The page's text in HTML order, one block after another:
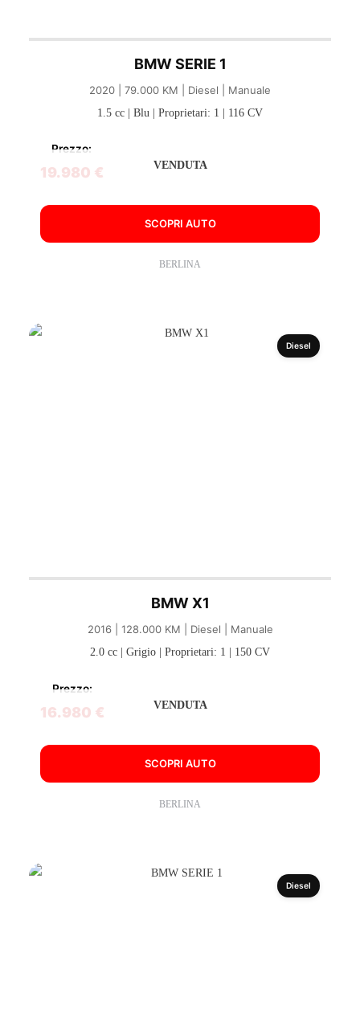
VENDUTA
BMW SERIE 1
2020 | 79.000 KM | Diesel | Manuale
1.5 cc | Blu | Proprietari: 1 | 116 CV
Prezzo:
19.980 €
SCOPRI AUTO
BERLINA
VENDUTA
Diesel
BMW X1
2016 | 128.000 KM | Diesel | Manuale
2.0 cc | Grigio | Proprietari: 1 | 150 CV
Prezzo:
16.980 €
SCOPRI AUTO
BERLINA
Diesel